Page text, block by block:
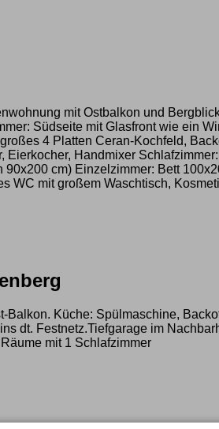
mit Ostbalkon und
Südseite mit Glasfront wie ein
4 Platten Ceran-Kochfeld,
Eierkocher, Handmixer
cm) Einzelzimmer: Bett
WC mit großem Waschtisch,
Balkon. Küche: Spülmaschine,
dt. Festnetz.Tiefgarage im
mit 1 Schlafzimmer